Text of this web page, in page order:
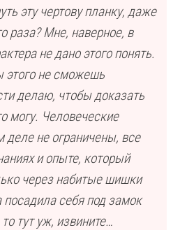
эту чертову планку, даже
раза? Мне, наверное, в
не дано этого понять.
этого не сможешь
делаю, чтобы доказать
могу. Человеческие
не ограничены, все
и опыте, который
через набитые шишки
себя под замок
тут уж, извините…